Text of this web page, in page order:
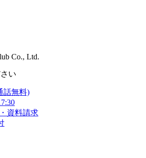
Co., Ltd.
い
話無料)
資料請求